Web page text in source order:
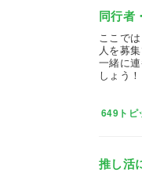
同行者
ここで
人を募
一緒に
しょう！
649トピ
推し活